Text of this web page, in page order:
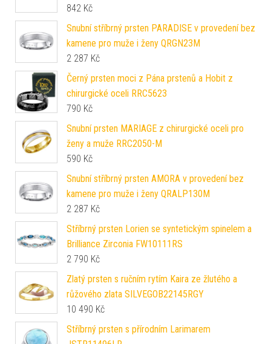
842 Kč
Snubní stříbrný prsten PARADISE v provedení bez
kamene pro muže i ženy QRGN23M
2 287 Kč
Černý prsten moci z Pána prstenů a Hobit z
chirurgické oceli RRC5623
790 Kč
Snubní prsten MARIAGE z chirurgické oceli pro
ženy a muže RRC2050-M
590 Kč
Snubní stříbrný prsten AMORA v provedení bez
kamene pro muže i ženy QRALP130M
2 287 Kč
Stříbrný prsten Lorien se syntetickým spinelem a
Brilliance Zirconia FW10111RS
2 790 Kč
Zlatý prsten s ručním rytím Kaira ze žlutého a
růžového zlata SILVEGOB22145RGY
10 490 Kč
Stříbrný prsten s přírodním Larimarem